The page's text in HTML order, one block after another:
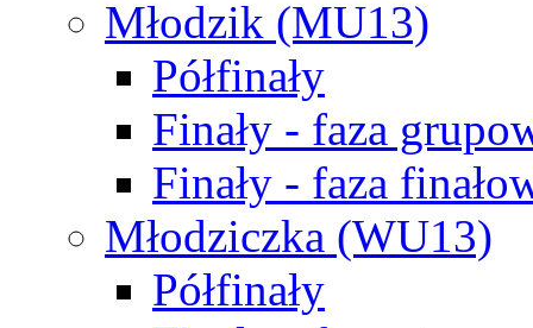
Młodzik (MU13)
Półfinały
Finały - faza
Finały - faza
Młodziczka (WU13)
Półfinały